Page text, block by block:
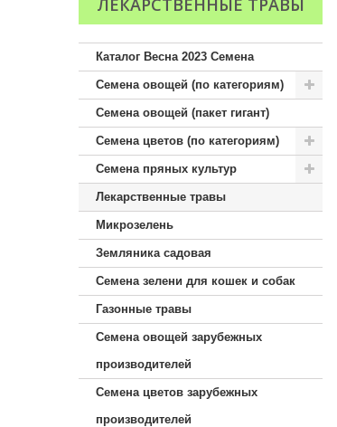
ЛЕКАРСТВЕННЫЕ ТРАВЫ
Каталог Весна 2023 Семена
Семена овощей (по категориям)
Семена овощей (пакет гигант)
Семена цветов (по категориям)
Семена пряных культур
Лекарственные травы
Микрозелень
Земляника садовая
Семена зелени для кошек и собак
Газонные травы
Семена овощей зарубежных
производителей
Семена цветов зарубежных
производителей